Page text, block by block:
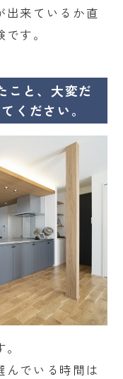
出来ているか直
す。
と、大変だ
ください。
んでいる時間は